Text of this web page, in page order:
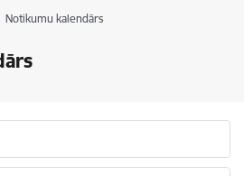
Notikumu kalendārs